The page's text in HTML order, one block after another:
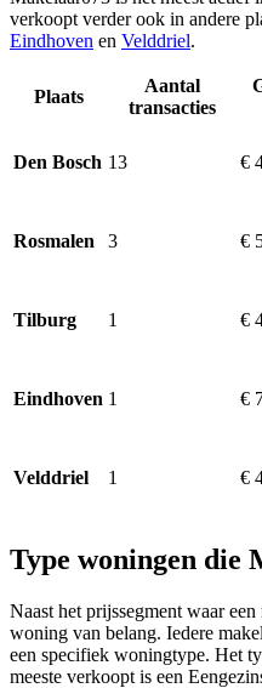
verkoopt verder ook in andere
Eindhoven en Velddriel.
Plaats
Aantal
transacties
Den Bosch 13 €
Rosmalen 3 €
Tilburg 1 €
Eindhoven 1 €
Velddriel 1 €
Type woningen die
Naast het prijssegment waar
woning van belang. Iedere
een specifiek woningtype. Het
meeste verkoopt is een